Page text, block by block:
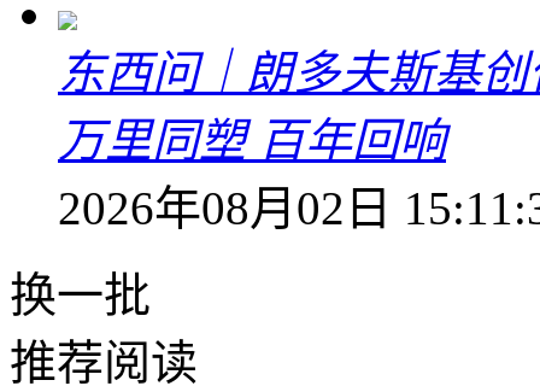
东西问｜朗多夫斯基
万里同塑 百年回响
2026年08月02日
换一批
推荐阅读